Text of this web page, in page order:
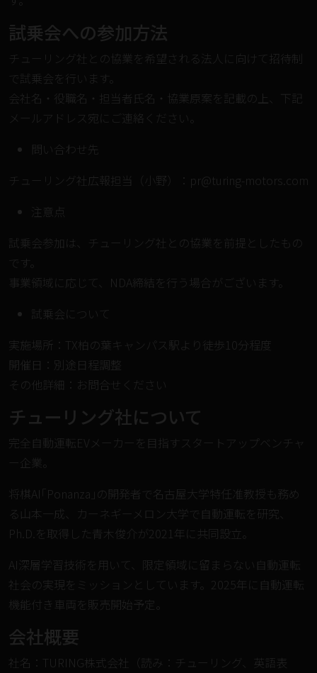
試乗会への参加方法
チューリング社との協業を希望される法人に向けて招待制
で試乗会を行います。
会社名・役職名・担当者氏名・協業原案を記載の上、下記
メールアドレス宛にご連絡ください。
問い合わせ先
チューリング社広報担当（⼩野）：pr@turing-motors.com
注意点
試乗会参加は、チューリング社との協業を前提としたもの
です。
事業領域に応じて、NDA締結を行う場合がございます。
試乗会について
実施場所：TX柏の葉キャンパス駅より徒歩10分程度
開催日：別途日程調整
その他詳細：お問合せください
チューリング社について
完全⾃動運転EVメーカーを⽬指すスタートアップベンチャ
ー企業。
将棋AI｢Ponanza｣の開発者で名古屋⼤学特任准教授も務め
る⼭本⼀成、カーネギーメロン⼤学で自動運転を研究、
Ph.D.を取得した⻘⽊俊介が2021年に共同設⽴。
AI深層学習技術を⽤いて、限定領域に留まらない⾃動運転
社会の実現をミッションとしています。2025年に自動運転
機能付き車両を販売開始予定。
会社概要
社名：TURING株式会社（読み：チューリング、英語表